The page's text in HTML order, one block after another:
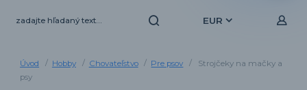
EUR
Úvod Hobby Chovateľstvo Pre psov
Strojčeky na mačky a
psy